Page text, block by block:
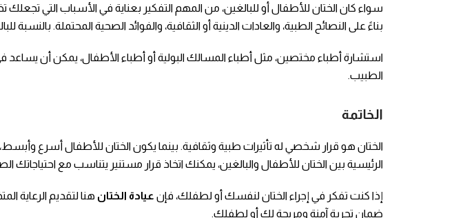
سواء كان الختان للأطفال أو للبالغين، من المهم التفكير بعناية في الأسباب التي تجعلك
بناءً على النصائح الطبية، والعادات الدينية أو الثقافية، والفوائد الصحية المحتملة.
استشارة أطباء مختصين، مثل أطباء المسالك البولية أو أطباء الأطفال، يمكن أن يساعد
الطبيب.
الخاتمة
الختان هو قرار شخصي له تأثيرات طبية وثقافية. بينما يكون الختان للأطفال أسرع
الرئيسية بين الختان للأطفال والبالغين، يمكنك اتخاذ قرار مستنير يتناسب مع
إذا كنت تفكر في إجراء الختان لنفسك أو لطفلك، فإن عيادة الختان هنا لتقديم
ضمان تجربة آمنة ومريحة لك أو لطفلك.